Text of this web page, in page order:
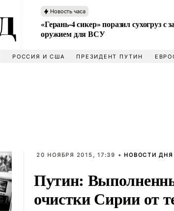
Новость часа
«Герань-4 сикер» поразил сухогруз с
оружием для ВСУ
РОССИЯ И США ПРЕЗИДЕНТ ПУТИН
20 НОЯБРЯ 2015, 17:39 • НОВОСТИ ДНЯ
Путин:
очистки Сирии от